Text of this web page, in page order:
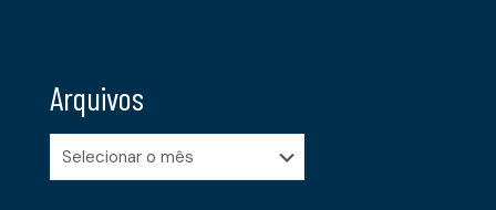
Arquivos
Arquivos